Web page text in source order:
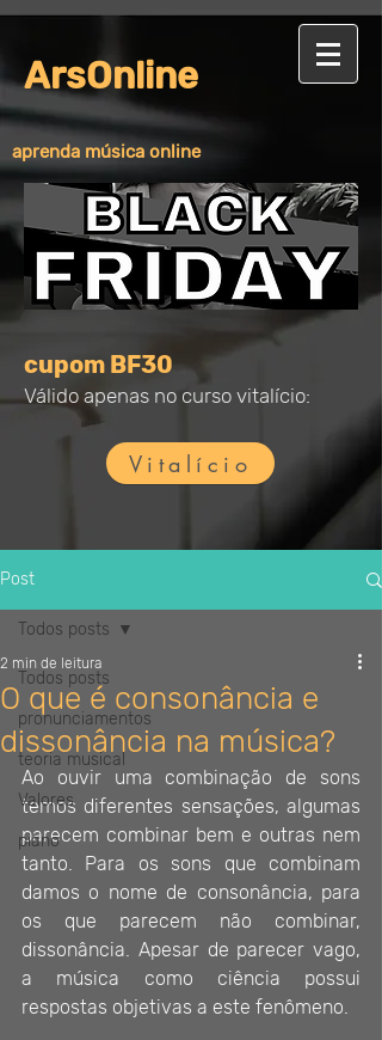
ArsOnline
aprenda música online
cupom BF30
Válido apenas no curso vitalício:
Vitalício
Post
Todos posts
pronunciamentos
teoria musical
Valores
piano
Todos posts
O que é consonância e
dissonância na música?
2 min de leitura
Ao ouvir uma combinação de sons
temos diferentes sensações, algumas
parecem combinar bem e outras nem
tanto. Para os sons que combinam
damos o nome de consonância, para
os que parecem não combinar,
dissonância. Apesar de parecer vago,
a música como ciência possui
respostas objetivas a este fenômeno.